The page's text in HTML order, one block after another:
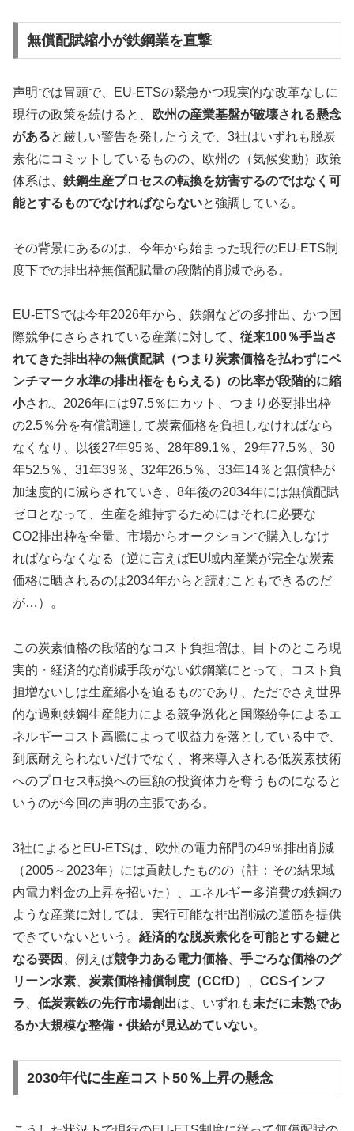
無償配賦縮小が鉄鋼業を直撃
声明では冒頭で、EU-ETSの緊急かつ現実的な改革なしに
現行の政策を続けると、
欧州の産業基盤が破壊される懸念
があると厳しい警告を発したうえで、3社はいずれも脱炭
素化にコミットしているものの、欧州の（気候変動）政策
体系は、 鉄鋼生産プロセスの転換を妨害するのではなく可
能とするものでなければならないと強調している。
その背景にあるのは、今年から始まった現行のEU-ETS制
度下での排出枠無償配賦量の段階的削減である。
EU-ETSでは今年2026年から、鉄鋼などの多排出、かつ国
際競争にさらされている産業に対して、 従来100％手当さ
れてきた排出枠の無償配賦（つまり炭素価格を払わずにベ
ンチマーク水準の排出権をもらえる）の比率が段階的に縮
小され、2026年には97.5％にカット、つまり必要排出枠
の2.5％分を有償調達して炭素価格を負担しなければなら
なくなり、以後27年95％、28年89.1％、29年77.5％、30
年52.5％、31年39％、32年26.5％、33年14％と無償枠が
加速度的に減らされていき、8年後の2034年には無償配賦
ゼロとなって、生産を維持するためにはそれに必要な
CO2排出枠を全量、市場からオークションで購入しなけ
ればならなくなる（逆に言えばEU域内産業が完全な炭素
価格に晒されるのは2034年からと読むこともできるのだ
が…）。
この炭素価格の段階的なコスト負担増は、目下のところ現
実的・経済的な削減手段がない鉄鋼業にとって、コスト負
担増ないしは生産縮小を迫るものであり、ただでさえ世界
的な過剰鉄鋼生産能力による競争激化と国際紛争によるエ
ネルギーコスト高騰によって収益力を落としている中で、
到底耐えられないだけでなく、将来導入される低炭素技術
へのプロセス転換への巨額の投資体力を奪うものになると
いうのが今回の声明の主張である。
3社によるとEU-ETSは、欧州の電力部門の49％排出削減
（2005～2023年）には貢献したものの（註：その結果域
内電力料金の上昇を招いた）、エネルギー多消費の鉄鋼の
ような産業に対しては、実行可能な排出削減の道筋を提供
できていないという。 経済的な脱炭素化を可能とする鍵と
なる要因
、例えば競争力ある電力価格
手ごろな価格のグ
リーン水素
炭素価格補償制度（CCfD）
CCSインフ
ラ
低炭素鉄の先行市場創出は、いずれも未だに未熟であ
るか大規模な整備・供給が見込めていない。
2030年代に生産コスト50％上昇の懸念